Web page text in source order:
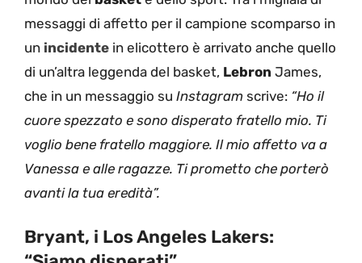
messaggi di affetto per il campione scomparso in
un incidente in elicottero è arrivato anche quello
di un’altra leggenda del basket, Lebron James,
che in un messaggio su Instagram scrive: “Ho il
cuore spezzato e sono disperato fratello mio. Ti
voglio bene fratello maggiore. Il mio affetto va a
Vanessa e alle ragazze. Ti prometto che porterò
avanti la tua eredità”.
Bryant, i Los Angeles Lakers: